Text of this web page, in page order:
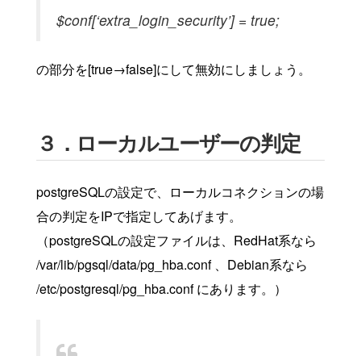
$conf[‘extra_login_security’] = true;
の部分を[true→false]にして無効にしましょう。
３．ローカルユーザーの判定
postgreSQLの設定で、ローカルコネクションの場
合の判定をIPで指定してあげます。
（postgreSQLの設定ファイルは、RedHat系なら
/var/lib/pgsql/data/pg_hba.conf 、Debian系なら
/etc/postgresql/pg_hba.conf にあります。）